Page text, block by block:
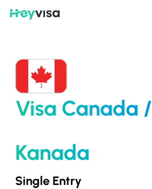
Visa Canada /
Kanada
Single Entry